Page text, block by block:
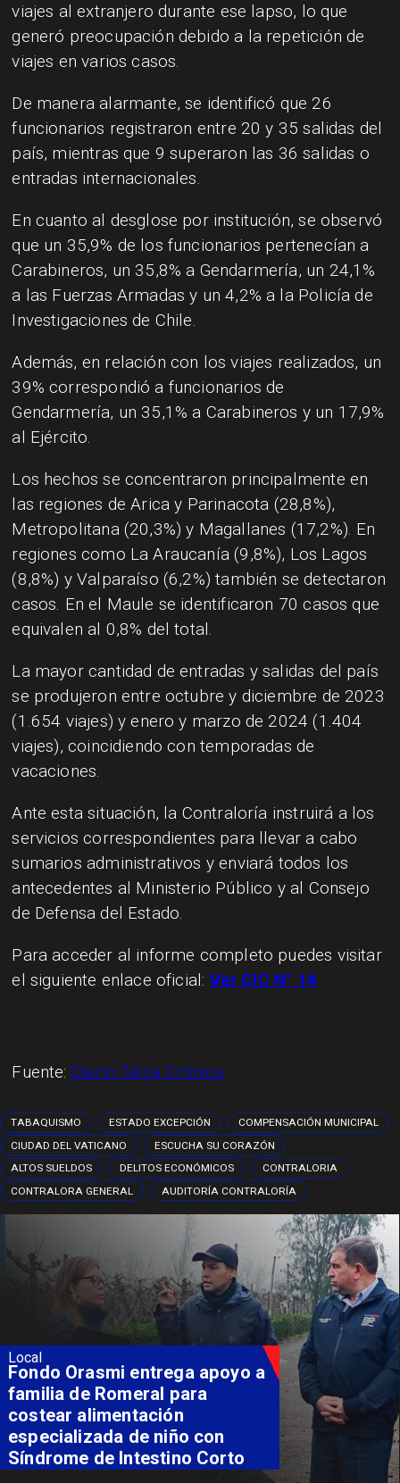
viajes al extranjero durante ese lapso, lo que
generó preocupación debido a la repetición de
viajes en varios casos.
De manera alarmante, se identificó que 26
funcionarios registraron entre 20 y 35 salidas del
país, mientras que 9 superaron las 36 salidas o
entradas internacionales.
En cuanto al desglose por institución, se observó
que un 35,9% de los funcionarios pertenecían a
Carabineros, un 35,8% a Gendarmería, un 24,1%
a las Fuerzas Armadas y un 4,2% a la Policía de
Investigaciones de Chile.
Además, en relación con los viajes realizados, un
39% correspondió a funcionarios de
Gendarmería, un 35,1% a Carabineros y un 17,9%
al Ejército.
Los hechos se concentraron principalmente en
las regiones de Arica y Parinacota (28,8%),
Metropolitana (20,3%) y Magallanes (17,2%). En
regiones como La Araucanía (9,8%), Los Lagos
(8,8%) y Valparaíso (6,2%) también se detectaron
casos. En el Maule se identificaron 70 casos que
equivalen al 0,8% del total.
La mayor cantidad de entradas y salidas del país
se produjeron entre octubre y diciembre de 2023
(1.654 viajes) y enero y marzo de 2024 (1.404
viajes), coincidiendo con temporadas de
vacaciones.
Ante esta situación, la Contraloría instruirá a los
servicios correspondientes para llevar a cabo
sumarios administrativos y enviará todos los
antecedentes al Ministerio Público y al Consejo
de Defensa del Estado.
Para acceder al informe completo puedes visitar
el siguiente enlace oficial: Ver CIC N° 14
Fuente: Diario Talca Crónica
TABAQUISMO ESTADO EXCEPCIÓN
COMPENSACIÓN MUNICIPAL
CIUDAD DEL VATICANO
ESCUCHA SU CORAZÓN
ALTOS SUELDOS
DELITOS ECONÓMICOS
CONTRALORIA
CONTRALORA GENERAL
AUDITORÍA CONTRALORÍA
Local
Fondo Orasmi entrega apoyo a
familia de Romeral para
costear alimentación
especializada de niño con
Síndrome de Intestino Corto